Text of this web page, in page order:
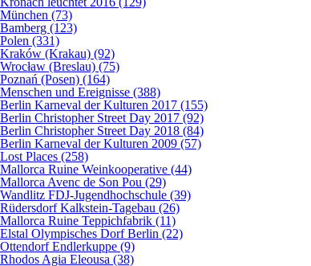
München (73)
Bamberg (123)
Polen (331)
Kraków (Krakau) (92)
Wrocław (Breslau) (75)
Poznań (Posen) (164)
Menschen und Ereignisse (388)
Berlin Karneval der Kulturen 2017 (155)
Berlin Christopher Street Day 2017 (92)
Berlin Christopher Street Day 2018 (84)
Berlin Karneval der Kulturen 2009 (57)
Lost Places (258)
Mallorca Ruine Weinkooperative (44)
Mallorca Avenc de Son Pou (29)
Wandlitz FDJ-Jugendhochschule (39)
Rüdersdorf Kalkstein-Tagebau (26)
Mallorca Ruine Teppichfabrik (11)
Elstal Olympisches Dorf Berlin (22)
Ottendorf Endlerkuppe (9)
Rhodos Agia Eleousa (38)